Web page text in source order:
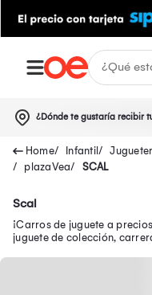
¿Dónde te gustaría recibir
Infantil
plazaVea
SCAL
Scal
¡Carros de juguete a
juguete de colección,